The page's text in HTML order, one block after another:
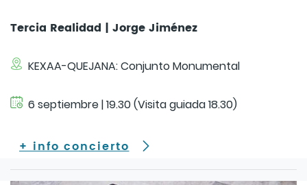
Tercia Realidad | Jorge Jiménez
KEXAA-QUEJANA: Conjunto Monumental
6 septiembre | 19.30 (Visita guiada 18.30)
+ info concierto